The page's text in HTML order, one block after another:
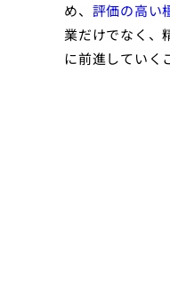
め、 評価の高い
業だけでなく、
に前進していく